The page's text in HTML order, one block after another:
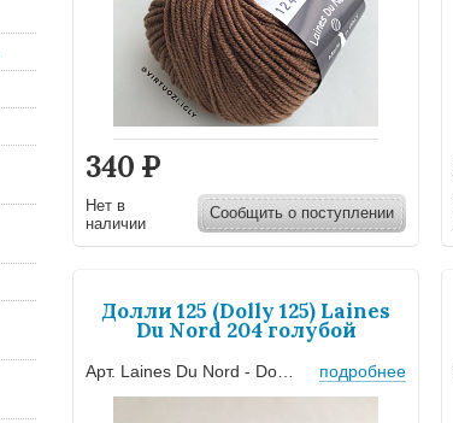
340 Р
Нет в
наличии
Сообщить о поступлении
Долли 125 (Dolly 125) Laines
Du Nord 204 голубой
подробнее